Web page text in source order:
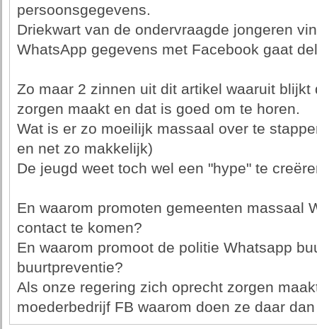
persoonsgegevens.
Driekwart van de ondervraagde jongeren
WhatsApp gegevens met Facebook gaat
Zo maar 2 zinnen uit dit artikel waaruit
zorgen maakt en dat is goed om te horen.
Wat is er zo moeilijk massaal over te
en net zo makkelijk)
De jeugd weet toch wel een "hype" te
En waarom promoten gemeenten massaal
contact te komen?
En waarom promoot de politie Whatsapp
buurtpreventie?
Als onze regering zich oprecht zorgen
moederbedrijf FB waarom doen ze daar